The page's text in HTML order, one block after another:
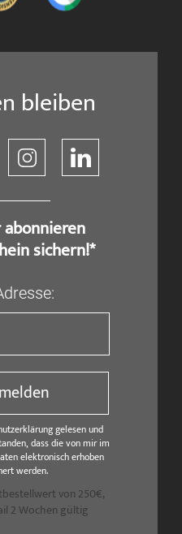
bleiben
sichern!*
gelesen und
dass die von mir im
elektronisch erhoben
werden.
von 250€,
2 Wochen gültig